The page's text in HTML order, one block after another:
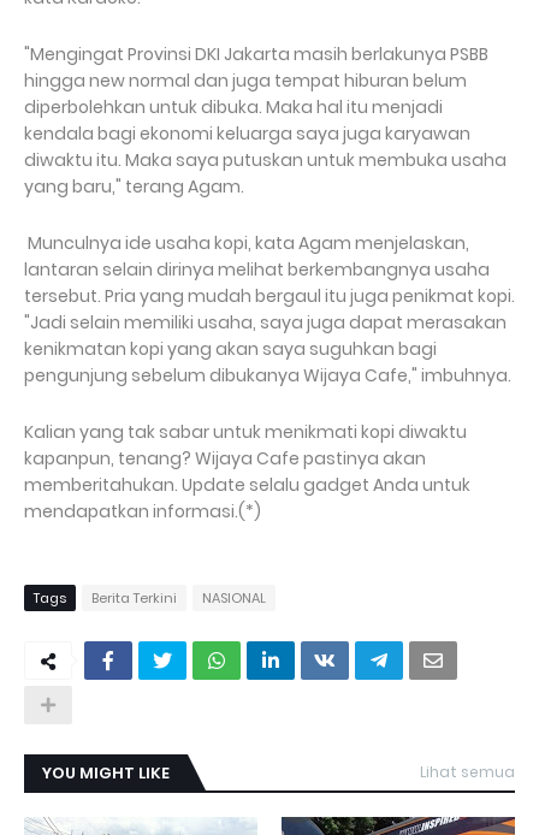
"Mengingat Provinsi DKI Jakarta masih berlakunya PSBB
hingga new normal dan juga tempat hiburan belum
diperbolehkan untuk dibuka. Maka hal itu menjadi
kendala bagi ekonomi keluarga saya juga karyawan
diwaktu itu. Maka saya putuskan untuk membuka usaha
yang baru," terang Agam.
Munculnya ide usaha kopi, kata Agam menjelaskan,
lantaran selain dirinya melihat berkembangnya usaha
tersebut. Pria yang mudah bergaul itu juga penikmat kopi.
"Jadi selain memiliki usaha, saya juga dapat merasakan
kenikmatan kopi yang akan saya suguhkan bagi
pengunjung sebelum dibukanya Wijaya Cafe," imbuhnya.
Kalian yang tak sabar untuk menikmati kopi diwaktu
kapanpun, tenang? Wijaya Cafe pastinya akan
memberitahukan. Update selalu gadget Anda untuk
mendapatkan informasi.(*)
Tags Berita Terkini NASIONAL
YOU MIGHT LIKE Lihat semua